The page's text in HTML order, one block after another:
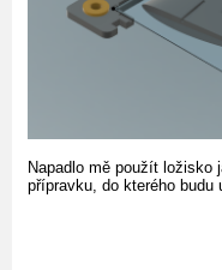
Napadlo mě použít ložisko
přípravku, do kterého budu